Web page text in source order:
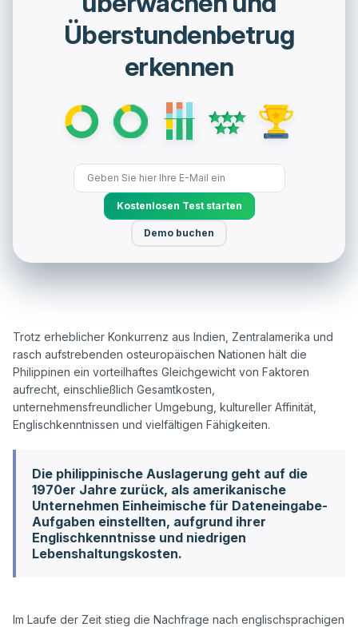
Überstundenbetrug
erkennen
Kostenlosen Test starten
Demo buchen
Trotz erheblicher Konkurrenz aus Indien, Zentralamerika und
rasch aufstrebenden osteuropäischen Nationen hält die
Philippinen ein vorteilhaftes Gleichgewicht von Faktoren
aufrecht, einschließlich Gesamtkosten,
unternehmensfreundlicher Umgebung, kultureller Affinität,
Die philippinische Auslagerung geht auf die
1970er Jahre zurück, als amerikanische
Unternehmen Einheimische für Dateneingabe-
Aufgaben einstellten, aufgrund ihrer
Englischkenntnisse und niedrigen
Lebenshaltungskosten.
Im Laufe der Zeit stieg die Nachfrage nach englischsprachigen